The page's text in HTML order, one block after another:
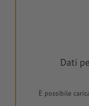
Dati
È possibile